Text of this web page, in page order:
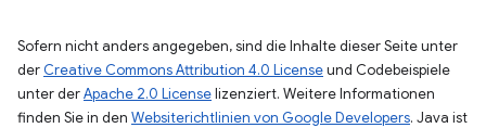
Sofern nicht anders angegeben, sind die Inhalte dieser Seite unter
der Creative Commons Attribution 4.0 Licenseund Codebeispiele
unter derApache 2.0 Licenselizenziert. Weitere Informationen
finden Sie in den Websiterichtlinien von Google Developers. Java ist